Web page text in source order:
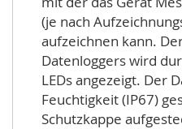
(je nach
aufzeichnen kann.
Datenloggers wird
LEDs angezeigt. Der
Feuchtigkeit (IP67)
Schutzkappe